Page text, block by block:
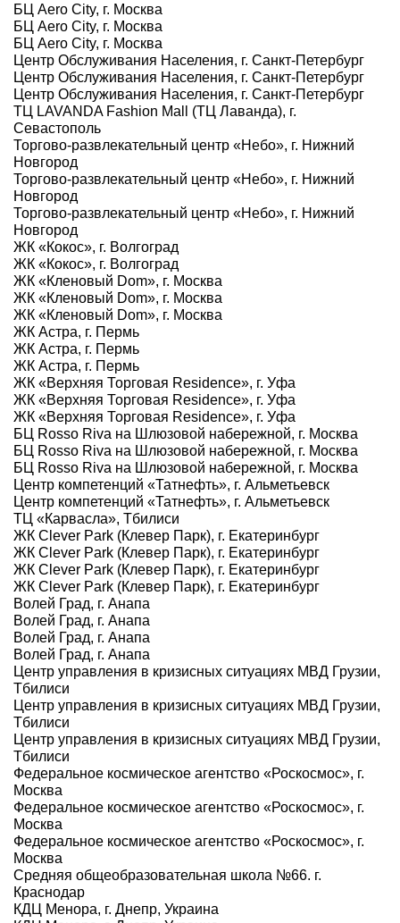
БЦ Aero City, г. Москва
БЦ Aero City, г. Москва
БЦ Aero City, г. Москва
Центр Обслуживания Населения, г. Санкт-Петербург
Центр Обслуживания Населения, г. Санкт-Петербург
Центр Обслуживания Населения, г. Санкт-Петербург
ТЦ LAVANDA Fashion Mall (ТЦ Лаванда), г.
Севастополь
Торгово-развлекательный центр «Небо», г. Нижний
Новгород
Торгово-развлекательный центр «Небо», г. Нижний
Новгород
Торгово-развлекательный центр «Небо», г. Нижний
Новгород
ЖК «Кокос», г. Волгоград
ЖК «Кокос», г. Волгоград
ЖК «Кленовый Dom», г. Москва
ЖК «Кленовый Dom», г. Москва
ЖК «Кленовый Dom», г. Москва
ЖК Астра, г. Пермь
ЖК Астра, г. Пермь
ЖК Астра, г. Пермь
ЖК «Верхняя Торговая Residence», г. Уфа
ЖК «Верхняя Торговая Residence», г. Уфа
ЖК «Верхняя Торговая Residence», г. Уфа
БЦ Rosso Riva на Шлюзовой набережной, г. Москва
БЦ Rosso Riva на Шлюзовой набережной, г. Москва
БЦ Rosso Riva на Шлюзовой набережной, г. Москва
Центр компетенций «Татнефть», г. Альметьевск
Центр компетенций «Татнефть», г. Альметьевск
ТЦ «Карвасла», Тбилиси
ЖК Clever Park (Клевер Парк), г. Екатеринбург
ЖК Clever Park (Клевер Парк), г. Екатеринбург
ЖК Clever Park (Клевер Парк), г. Екатеринбург
ЖК Clever Park (Клевер Парк), г. Екатеринбург
Волей Град, г. Анапа
Волей Град, г. Анапа
Волей Град, г. Анапа
Волей Град, г. Анапа
Центр управления в кризисных ситуациях МВД Грузии,
Тбилиси
Центр управления в кризисных ситуациях МВД Грузии,
Тбилиси
Центр управления в кризисных ситуациях МВД Грузии,
Тбилиси
Федеральное космическое агентство «Роскосмос», г.
Москва
Федеральное космическое агентство «Роскосмос», г.
Москва
Федеральное космическое агентство «Роскосмос», г.
Москва
Средняя общеобразовательная школа №66. г.
Краснодар
КДЦ Менора, г. Днепр, Украина